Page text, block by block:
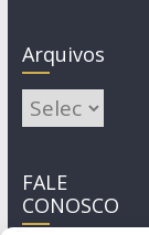
Arquivos
Arquivos
FALE
CONOSCO